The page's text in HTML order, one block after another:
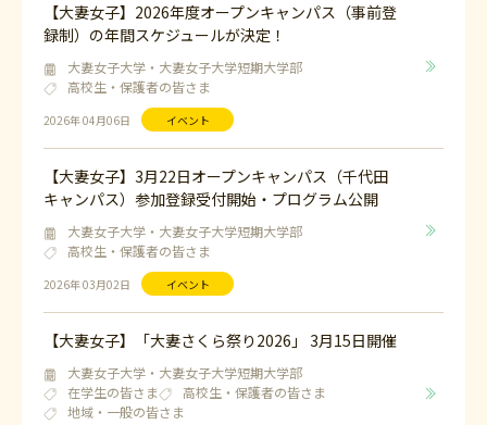
2026年 04月06日 イベント
【大妻女子】2026年度オープンキャンパス（事前登
録制）の年間スケジュールが決定！
大妻女子大学・大妻女子大学短期大学部
高校生・保護者の皆さま
2026年 03月02日 イベント
【大妻女子】3月22日オープンキャンパス（千代田
キャンパス）参加登録受付開始・プログラム公開
大妻女子大学・大妻女子大学短期大学部
高校生・保護者の皆さま
【大妻女子】「大妻さくら祭り2026」 3月15日開催
大妻女子大学・大妻女子大学短期大学部
在学生の皆さま
高校生・保護者の皆さま
地域・一般の皆さま